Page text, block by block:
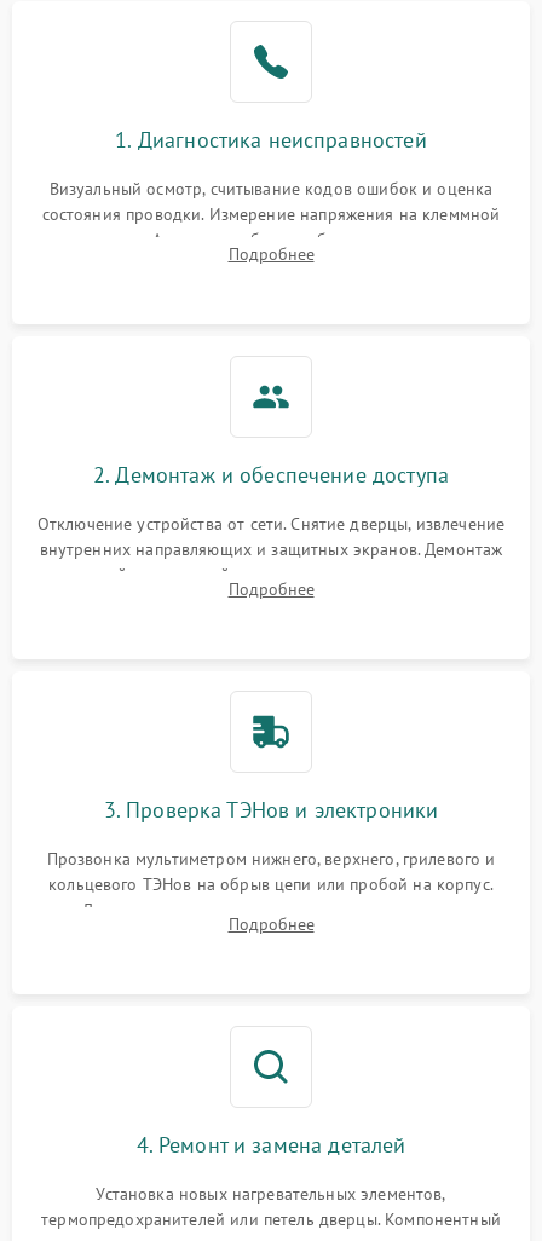
1. Диагностика неисправностей
Визуальный осмотр, считывание кодов ошибок и оценка
состояния проводки. Измерение напряжения на клеммной
колодке. Анализ жалоб на проблемы с нагревом,
конвекцией, панелью управления или блокировкой дверцы.
Подробнее
2. Демонтаж и обеспечение доступа
Отключение устройства от сети. Снятие дверцы, извлечение
внутренних направляющих и защитных экранов. Демонтаж
задней или верхней панели для прямого доступа к
нагревательным элементам, плате и вентиляторам.
Подробнее
3. Проверка ТЭНов и электроники
Прозвонка мультиметром нижнего, верхнего, грилевого и
кольцевого ТЭНов на обрыв цепи или пробой на корпус.
Диагностика термостата, датчиков температуры,
переключателя режимов и мотора конвекции.
Подробнее
4. Ремонт и замена деталей
Установка новых нагревательных элементов,
термопредохранителей или петель дверцы. Компонентный